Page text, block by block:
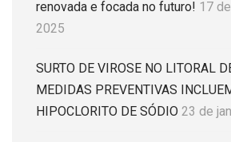
renovada e focada no futuro! 17
2025
SURTO DE VIROSE NO LITORAL
MEDIDAS PREVENTIVAS
HIPOCLORITO DE SÓDIO 23 de